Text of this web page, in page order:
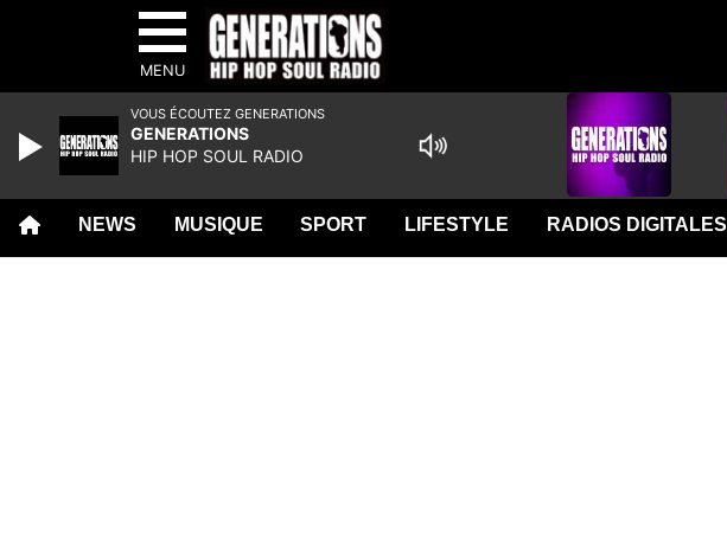
MENU
NEWS MUSIQUE SPORT LIFESTYLE RADIOS DIGITALES
VOUS ÉCOUTEZ GENERATIONS
GENERATIONS
HIP HOP SOUL RADIO